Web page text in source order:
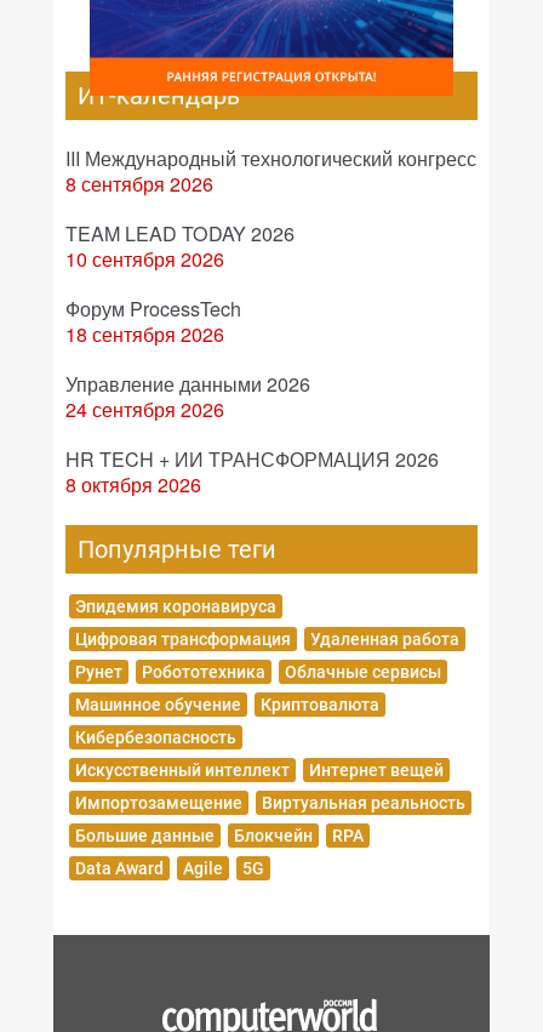
ИТ-календарь
III Международный технологический конгресс
8 сентября 2026
TEAM LEAD TODAY 2026
10 сентября 2026
Форум ProcessTech
18 сентября 2026
Управление данными 2026
24 сентября 2026
HR TECH + ИИ ТРАНСФОРМАЦИЯ 2026
8 октября 2026
Популярные теги
Эпидемия коронавируса
Цифровая трансформация
Удаленная работа
Рунет
Робототехника
Облачные сервисы
Машинное обучение
Криптовалюта
Кибербезопасность
Искусственный интеллект
Интернет вещей
Импортозамещение
Виртуальная реальность
Большие данные
Блокчейн
RPA
Data Award
Agile 5G